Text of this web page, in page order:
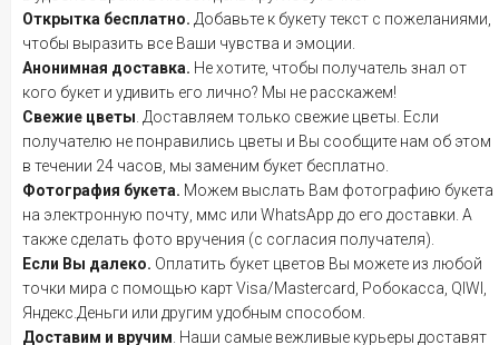
Открытка бесплатно. Добавьте к букету текст с пожеланиями,
чтобы выразить все Ваши чувства и эмоции.
Анонимная доставка. Не хотите, чтобы получатель знал от
кого букет и удивить его лично? Мы не расскажем!
Свежие цветы . Доставляем только свежие цветы. Если
получателю не понравились цветы и Вы сообщите нам об этом
в течении 24 часов, мы заменим букет бесплатно.
Фотография букета. Можем выслать Вам фотографию букета
на электронную почту, ммс или WhatsApp до его доставки. А
также сделать фото вручения (с согласия получателя).
Если Вы далеко. Оплатить букет цветов Вы можете из любой
точки мира с помощью карт Visa/Mastercard, Робокасса, QIWI,
Яндекс.Деньги или другим удобным способом.
Доставим и вручим . Наши самые вежливые курьеры доставят